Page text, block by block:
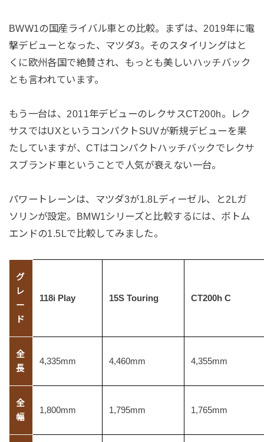
BWW1の国産ライバル車との比較。まずは、2019年に電
撃デビューとなった、マツダ3。そのスタイリングはと
くに欧州各国で絶賛され、もっとも美しいハッチバック
とも言われています。
もう一台は、2011年デビューのレクサスCT200h。レク
サスではUXというコンパクトSUVが新規デビューを果
たしていますが、CTはコンパクトハッチバックでレクサ
スブランド車ということで人気が衰えない一台。
パワートレーンは、マツダ3が1.8Lディーゼル、と2Lガ
ソリンが設定。BMW1シリーズと比較するには、ボトム
エンドの1.5Lで比較してみました。
グ
レ
ー
ド
118i Play 15S Touring CT200h C
全
長
4,335mm 4,460mm 4,355mm
全
幅
1,800mm 1,795mm 1,765mm